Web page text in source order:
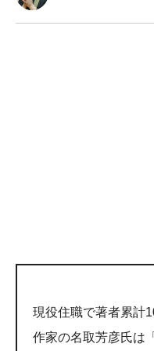
現役住職で著者累計
作家の名取芳彦氏は